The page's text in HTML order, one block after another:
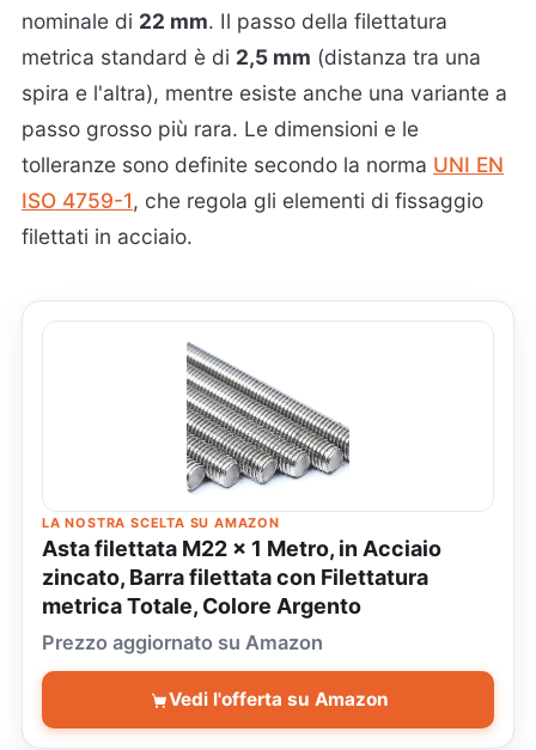
nominale di 22 mm. Il passo della filettatura
metrica standard è di 2,5 mm (distanza tra una
spira e l'altra), mentre esiste anche una variante a
passo grosso più rara. Le dimensioni e le
tolleranze sono definite secondo la norma UNI EN
ISO 4759-1, che regola gli elementi di fissaggio
filettati in acciaio.
LA NOSTRA SCELTA SU AMAZON
Asta filettata M22 x 1 Metro, in Acciaio
zincato, Barra filettata con Filettatura
metrica Totale, Colore Argento
Prezzo aggiornato su Amazon
Vedi l'offerta su Amazon